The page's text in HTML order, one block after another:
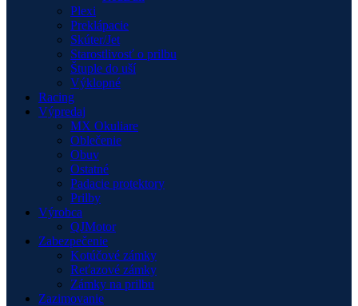
Plexi
Preklápacie
Skúter/Jet
Starostlivosť o prilbu
Štuple do uší
Výklopné
Racing
Výpredaj
MX Okuliare
Oblečenie
Obuv
Ostatné
Padacie protektory
Prilby
Výrobca
QJMotor
Zabezpečenie
Kotúčové zámky
Reťazové zámky
Zámky na prilbu
Zazimovanie